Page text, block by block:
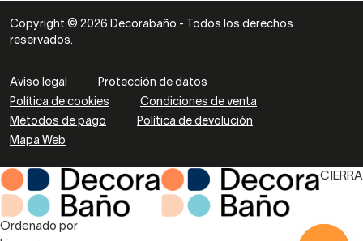
Copyright © 2026 Decorabaño - Todos los derechos
reservados.
Aviso legal
Protección de datos
Política de cookies
Condiciones de venta
Métodos de pago
Política de devolución
Mapa Web
CIERRA
Ordenado por